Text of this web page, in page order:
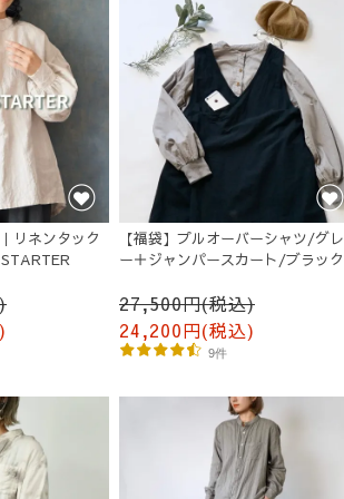
リネンタック
【福袋】プルオーバーシャツ/グレ
ー＋ジャンパースカート/ブラック
27,500円(税込)
24,200円(税込)
9件